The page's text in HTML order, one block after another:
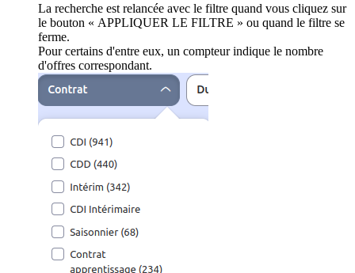
La recherche est relancée avec le filtre quand vous cliquez sur
le bouton « APPLIQUER LE FILTRE » ou quand le filtre se
ferme.
Pour certains d'entre eux, un compteur indique le nombre
d'offres correspondant.